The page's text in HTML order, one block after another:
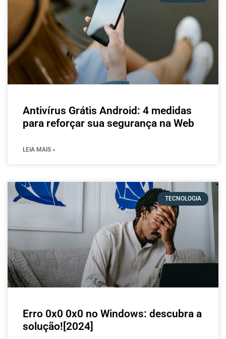
Antivírus Grátis Android: 4 medidas
para reforçar sua segurança na Web
LEIA MAIS »
TECNOLOGIA
Erro 0x0 0x0 no Windows: descubra a
solução![2024]